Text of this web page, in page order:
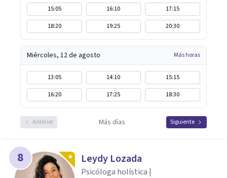
15:05 16:10
17:15
18:20
19:25 20:30
Miércoles, 12 de agosto Más horas
13:05 14:10
15:15
16:20
17:25 18:30
Anterior Más días Siguiente
8 Leydy Lozada
Psicóloga holística |